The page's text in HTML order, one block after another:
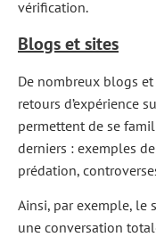
vérification.
Blogs et sites
De nombreux blogs
retours d’expérience
permettent de se
derniers : exemples
prédation,
Ainsi, par exemple, le
une conversation